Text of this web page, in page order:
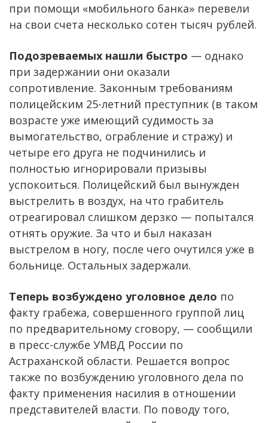
при помощи «мобильного банка» перевели
на свои счета несколько сотен тысяч рублей.
Подозреваемых нашли быстро — однако
при задержании они оказали
сопротивление. Законным требованиям
полицейским 25-летний преступник (в таком
возрасте уже имеющий судимость за
вымогательство, ограбление и стражу) и
четыре его друга не подчинились и
полностью игнорировали призывы
успокоиться. Полицейский был вынужден
выстрелить в воздух, на что грабитель
отреагировал слишком дерзко — попытался
отнять оружие. За что и был наказан
выстрелом в ногу, после чего очутился уже в
больнице. Остальных задержали.
Теперь возбуждено уголовное дело по
факту грабежа, совершенного группой лиц
по предварительному сговору, — сообщили
в пресс-службе УМВД России по
Астраханской области. Решается вопрос
также по возбуждению уголовного дела по
факту применения насилия в отношении
представителей власти. По поводу того,